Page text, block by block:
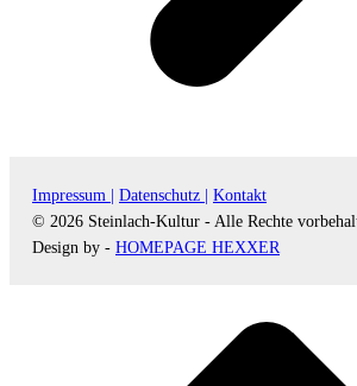
Impressum | Datenschutz |
Kontakt
© 2026 Steinlach-Kultur - Alle Rechte
Design by - HOMEPAGE HEXXER